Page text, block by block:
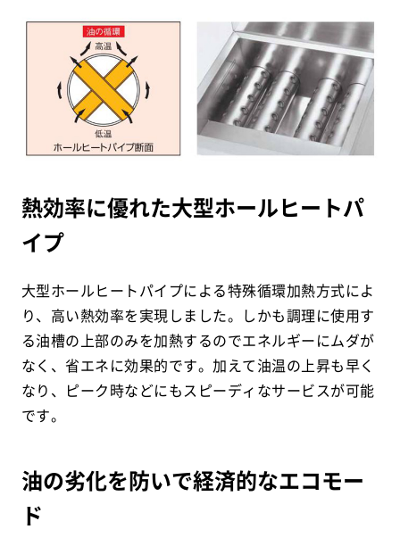
熱効率に優れた大型ホールヒートパ
イプ
大型ホールヒートパイプによる特殊循環加熱方式によ
り、高い熱効率を実現しました。しかも調理に使用す
る油槽の上部のみを加熱するのでエネルギーにムダが
なく、省エネに効果的です。加えて油温の上昇も早く
なり、ピーク時などにもスピーディなサービスが可能
です。
油の劣化を防いで経済的なエコモー
ド